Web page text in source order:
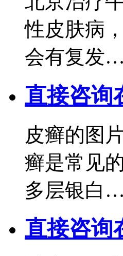
性皮肤病
会有复发…
直接咨询
皮癣的图
癣是常见
多层银白…
直接咨询